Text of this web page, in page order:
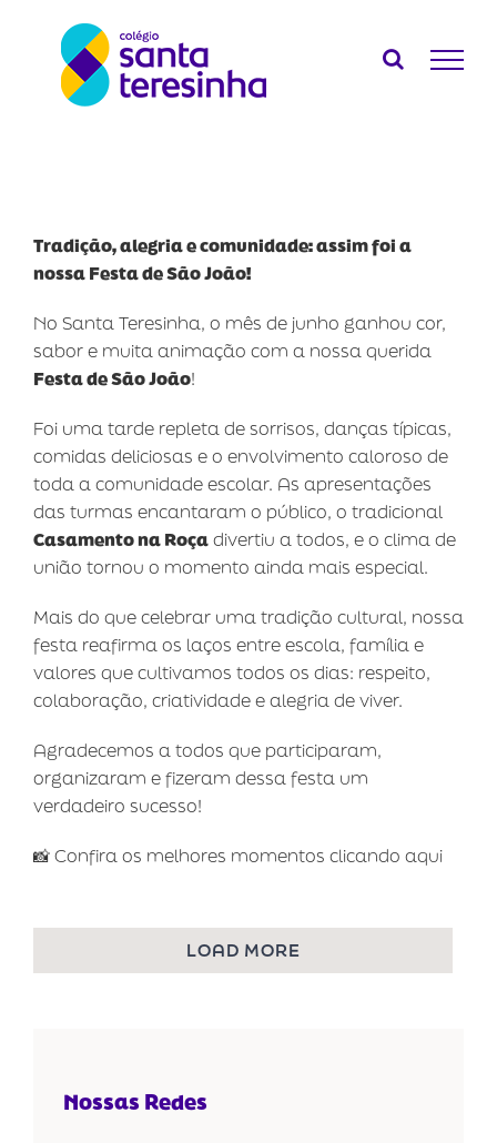
conteúdo
Tradição, alegria e comunidade: assim foi a
nossa Festa de São João!
No Santa Teresinha, o mês de junho ganhou cor,
sabor e muita animação com a nossa querida
Festa de São João!
Foi uma tarde repleta de sorrisos, danças típicas,
comidas deliciosas e o envolvimento caloroso de
toda a comunidade escolar. As apresentações
das turmas encantaram o público, o tradicional
Casamento na Roçadivertiu a todos, e o clima de
união tornou o momento ainda mais especial.
Mais do que celebrar uma tradição cultural, nossa
festa reafirma os laços entre escola, família e
valores que cultivamos todos os dias: respeito,
colaboração, criatividade e alegria de viver.
Agradecemos a todos que participaram,
organizaram e fizeram dessa festa um
verdadeiro sucesso!
📸 Confira os melhores momentos clicando aqui
LOAD MORE
Nossas Redes